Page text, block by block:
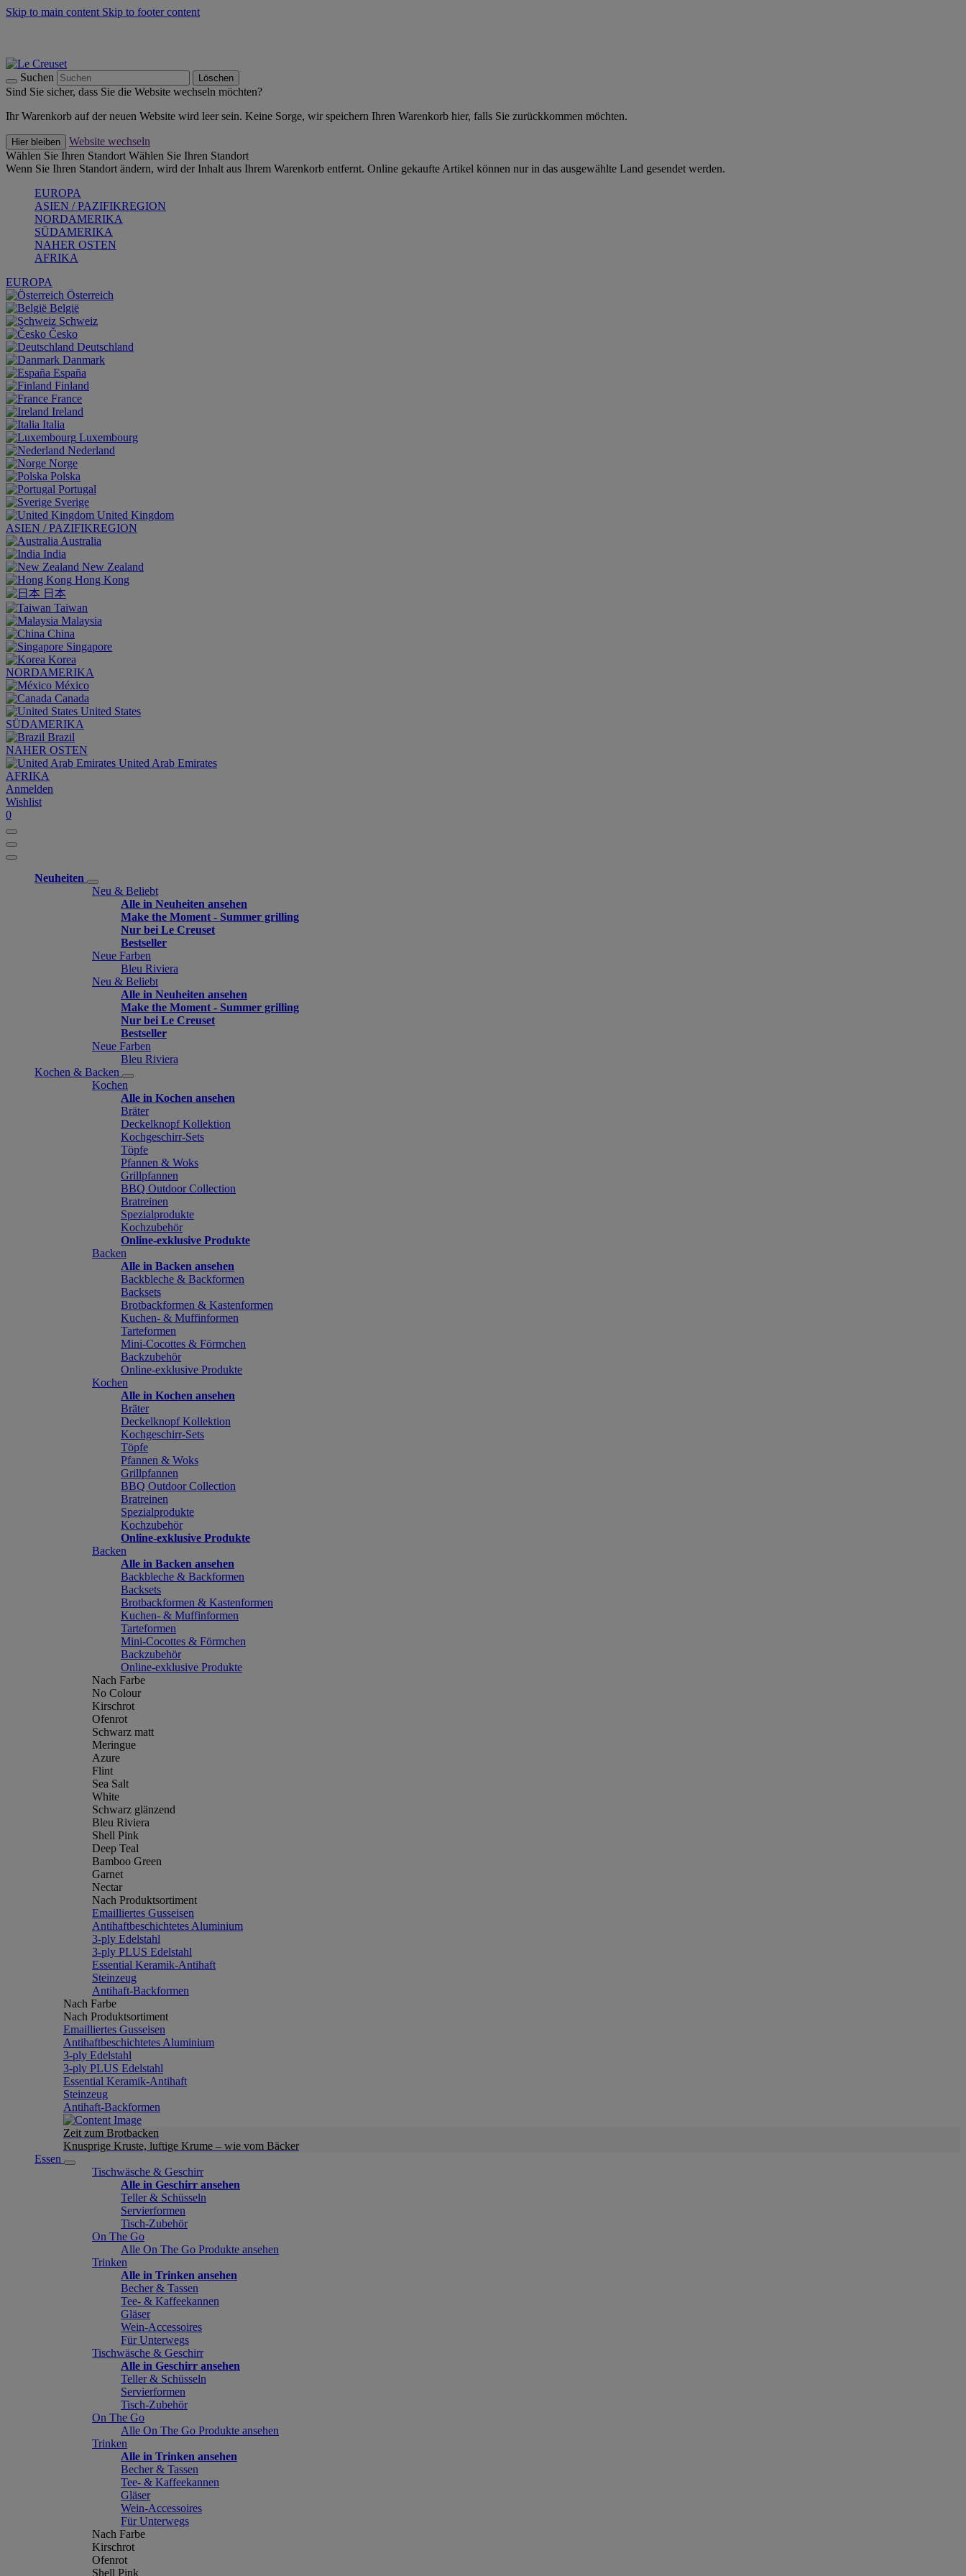
Skip to main content Skip to footer content
Suchen Löschen
Sind Sie sicher, dass Sie die Website wechseln möchten?
Ihr Warenkorb auf der neuen Website wird leer sein. Keine Sorge, wir speichern Ihren Warenkorb hier, falls Sie zurückkommen möchten.
Hier bleiben
Website wechseln
Wählen Sie Ihren Standort Wählen Sie Ihren Standort
Wenn Sie Ihren Standort ändern, wird der Inhalt aus Ihrem Warenkorb entfernt. Online gekaufte Artikel können nur in das ausgewählte Land gesendet werden.
EUROPA
ASIEN / PAZIFIKREGION
NORDAMERIKA
SÜDAMERIKA
NAHER OSTEN
AFRIKA
EUROPA
Österreich
België
Schweiz
Česko
Deutschland
Danmark
España
Finland
France
Ireland
Italia
Luxembourg
Nederland
Norge
Polska
Portugal
Sverige
United Kingdom
ASIEN / PAZIFIKREGION
Australia
India
New Zealand
Hong Kong
日本
Taiwan
Malaysia
China
Singapore
Korea
NORDAMERIKA
México
Canada
United States
SÜDAMERIKA
Brazil
NAHER OSTEN
United Arab Emirates
AFRIKA
Anmelden
Wishlist
0
Neuheiten
Neu & Beliebt
Alle in Neuheiten ansehen
Make the Moment - Summer grilling
Nur bei Le Creuset
Bestseller
Neue Farben
Bleu Riviera
Neu & Beliebt
Alle in Neuheiten ansehen
Make the Moment - Summer grilling
Nur bei Le Creuset
Bestseller
Neue Farben
Bleu Riviera
Kochen & Backen
Kochen
Alle in Kochen ansehen
Bräter
Deckelknopf Kollektion
Kochgeschirr-Sets
Töpfe
Pfannen & Woks
Grillpfannen
BBQ Outdoor Collection
Bratreinen
Spezialprodukte
Kochzubehör
Online-exklusive Produkte
Backen
Alle in Backen ansehen
Backbleche & Backformen
Backsets
Brotbackformen & Kastenformen
Kuchen- & Muffinformen
Tarteformen
Mini-Cocottes & Förmchen
Backzubehör
Online-exklusive Produkte
Kochen
Alle in Kochen ansehen
Bräter
Deckelknopf Kollektion
Kochgeschirr-Sets
Töpfe
Pfannen & Woks
Grillpfannen
BBQ Outdoor Collection
Bratreinen
Spezialprodukte
Kochzubehör
Online-exklusive Produkte
Backen
Alle in Backen ansehen
Backbleche & Backformen
Backsets
Brotbackformen & Kastenformen
Kuchen- & Muffinformen
Tarteformen
Mini-Cocottes & Förmchen
Backzubehör
Online-exklusive Produkte
Nach Farbe
No Colour
Kirschrot
Ofenrot
Schwarz matt
Meringue
Azure
Flint
Sea Salt
White
Schwarz glänzend
Bleu Riviera
Shell Pink
Deep Teal
Bamboo Green
Garnet
Nectar
Nach Produktsortiment
Emailliertes Gusseisen
Antihaftbeschichtetes Aluminium
3-ply Edelstahl
3-ply PLUS Edelstahl
Essential Keramik-Antihaft
Steinzeug
Antihaft-Backformen
Nach Farbe
Nach Produktsortiment
Emailliertes Gusseisen
Antihaftbeschichtetes Aluminium
3-ply Edelstahl
3-ply PLUS Edelstahl
Essential Keramik-Antihaft
Steinzeug
Antihaft-Backformen
Zeit zum Brotbacken
Knusprige Kruste, luftige Krume – wie vom Bäcker
Essen
Tischwäsche & Geschirr
Alle in Geschirr ansehen
Teller & Schüsseln
Servierformen
Tisch-Zubehör
On The Go
Alle On The Go Produkte ansehen
Trinken
Alle in Trinken ansehen
Becher & Tassen
Tee- & Kaffeekannen
Gläser
Wein-Accessoires
Für Unterwegs
Tischwäsche & Geschirr
Alle in Geschirr ansehen
Teller & Schüsseln
Servierformen
Tisch-Zubehör
On The Go
Alle On The Go Produkte ansehen
Trinken
Alle in Trinken ansehen
Becher & Tassen
Tee- & Kaffeekannen
Gläser
Wein-Accessoires
Für Unterwegs
Nach Farbe
Kirschrot
Ofenrot
Shell Pink